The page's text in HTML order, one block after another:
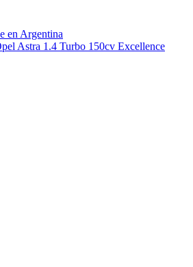
en Argentina
Astra 1.4 Turbo 150cv Excellence